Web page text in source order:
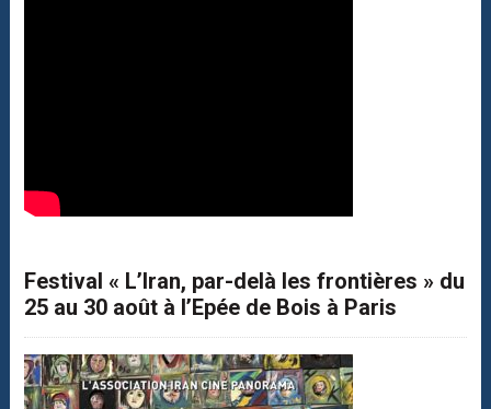
Festival « L’Iran, par-delà les frontières » du
25 au 30 août à l’Epée de Bois à Paris